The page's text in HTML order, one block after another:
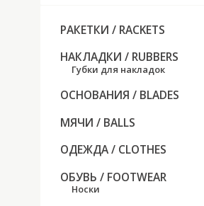
РАКЕТКИ / RACKETS
НАКЛАДКИ / RUBBERS
Губки для накладок
ОСНОВАНИЯ / BLADES
МЯЧИ / BALLS
ОДЕЖДА / CLOTHES
ОБУВЬ / FOOTWEAR
Носки